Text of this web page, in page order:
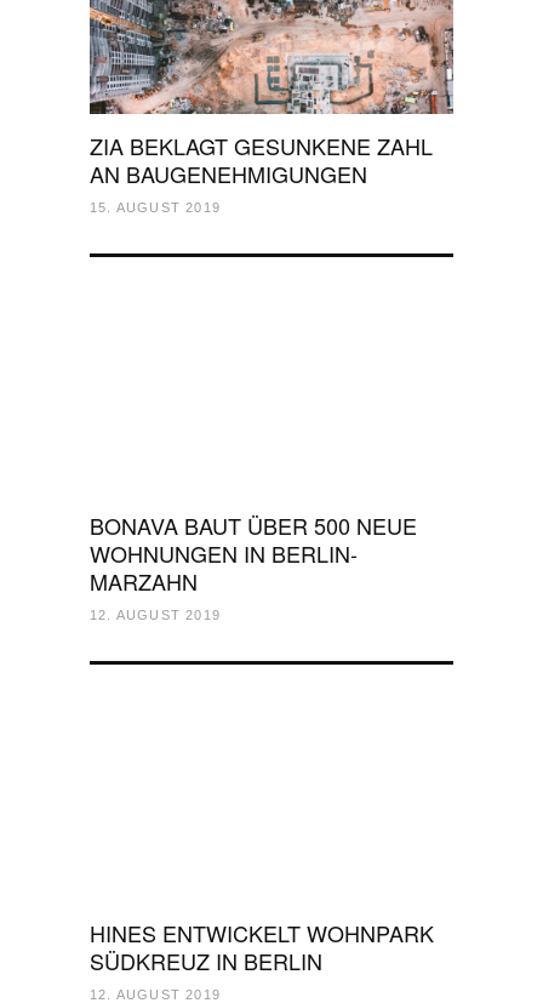
ZIA BEKLAGT GESUNKENE ZAHL
AN BAUGENEHMIGUNGEN
15. AUGUST 2019
BONAVA BAUT ÜBER 500 NEUE
WOHNUNGEN IN BERLIN-
MARZAHN
12. AUGUST 2019
HINES ENTWICKELT WOHNPARK
SÜDKREUZ IN BERLIN
12. AUGUST 2019